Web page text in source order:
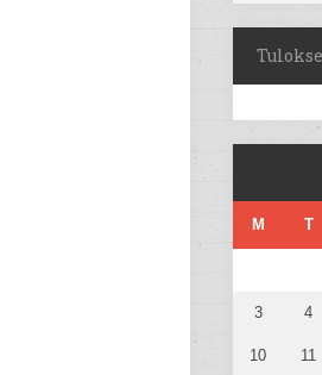
M T
3 4
10 11